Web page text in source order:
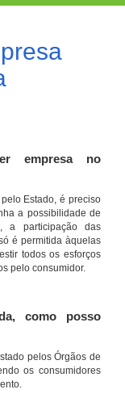
empresa no
Estado, é preciso
a possibilidade de
a participação das
é permitida àquelas
todos os esforços
pelo consumidor.
como posso
pelos Órgãos de
os consumidores